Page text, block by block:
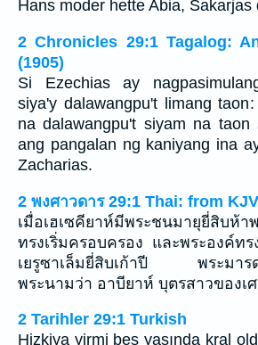
Hans moder hette Abia, Sakarjas
2 Chronicles 29:1 Tagalog:
(1905)
Si Ezechias ay
siya'y dalawangpu't limang
na dalawangpu't siyam na taon
ang pangalan ng kaniyang ina
Zacharias.
2 พงศาวดาร 29:1 Thai: from KJV
เมื่อเฮเซคียาห์มีพระชนมายุยี่สิบ
ทรงเริ่มครอบครอง และพระองค์ทร
เยรูซาเล็มยี่สิบเก้าปี พระมารด
พระนามว่า อาบียาห์ บุตรสาวของเ
2 Tarihler 29:1 Turkish
Hizkiya yirmi beş yaşında kral